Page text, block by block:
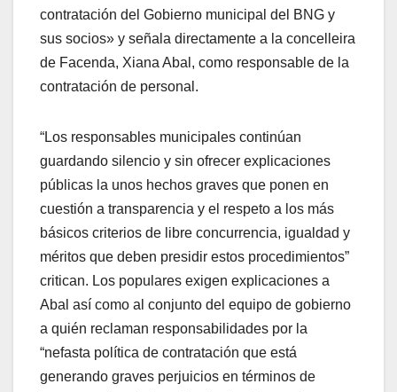
contratación del Gobierno municipal del BNG y
sus socios» y señala directamente a la concelleira
de Facenda, Xiana Abal, como responsable de la
contratación de personal.
“Los responsables municipales continúan
guardando silencio y sin ofrecer explicaciones
públicas la unos hechos graves que ponen en
cuestión a transparencia y el respeto a los más
básicos criterios de libre concurrencia, igualdad y
méritos que deben presidir estos procedimientos”
critican. Los populares exigen explicaciones a
Abal así como al conjunto del equipo de gobierno
a quién reclaman responsabilidades por la
“nefasta política de contratación que está
generando graves perjuicios en términos de